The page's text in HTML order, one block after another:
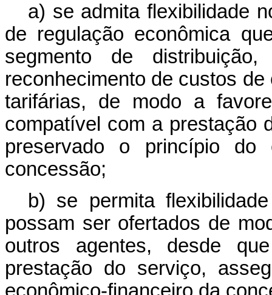
a) se admita flexibilidade
de regulação econômica
segmento de
reconhecimento de custos
tarifárias, de modo a
compatível com a prestação
preservado o princípio do
concessão;
b) se permita
possam ser ofertados de
outros agentes, desde
prestação do serviço,